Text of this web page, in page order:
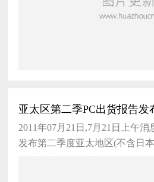
亚太区第二季PC出货报告发
2011年07月21日,7月21日上午
发布第二季度亚太地区(不含日